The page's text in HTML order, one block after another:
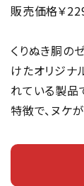
販売価格￥
くりぬき胴の
けたオリジナ
れている製品
特徴で、ヌケ